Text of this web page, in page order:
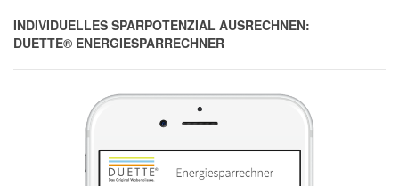
INDIVIDUELLES SPARPOTENZIAL AUSRECHNEN:
DUETTE® ENERGIESPARRECHNER